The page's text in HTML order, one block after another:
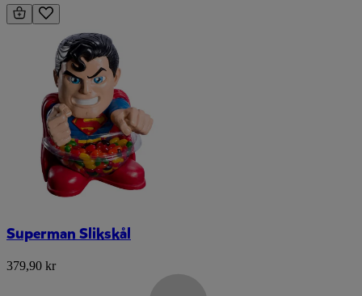
Superman Slikskål
379,90 kr